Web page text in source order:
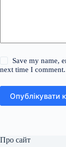
Save my name,
next time I comment.
Опублікувати
Про сайт